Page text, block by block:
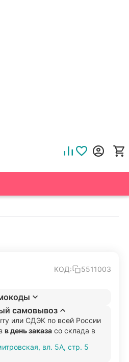
КОД: 5511003
самовывоз
или СДЭК по всей России
в день заказа со склада в
вл. 5А, стр. 5